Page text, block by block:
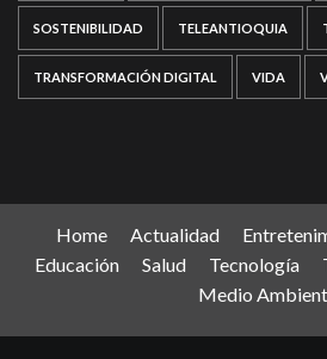
SOSTENIBILIDAD TELEANTIOQUIA
TRANSFORMACIÓN DIGITAL VIDA
Home Actualidad
Educación
Salud Tecnología
Medio